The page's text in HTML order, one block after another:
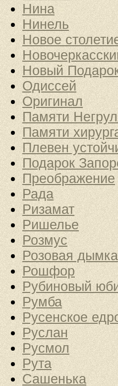
Нина
Нинель
Новое
Новый
Одиссей
Оригинал
Памяти
Памяти
Плевен
Подарок
Преображение
Рада
Ризамат
Ришелье
Розмус
Розовая дымка
Рошфор
Рубиновый
Румба
Русенское
Руслан
Русмол
Рута
Сашенька